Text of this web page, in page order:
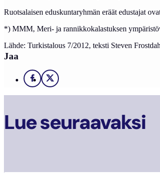
Ruotsalaisen eduskuntaryhmän eräät edustajat
*) MMM, Meri- ja rannikkokalastuksen
Lähde: Turkistalous 7/2012, teksti Steven
Jaa
Facebook
X
Lue seuraavaksi